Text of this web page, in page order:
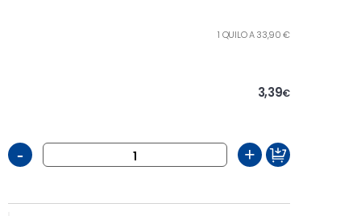
1 QUILO A 33,90 €
3,39€
- +